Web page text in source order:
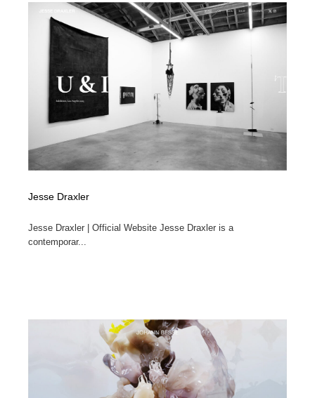
Jesse Draxler
Jesse Draxler | Official Website Jesse Draxler is a
contemporar...